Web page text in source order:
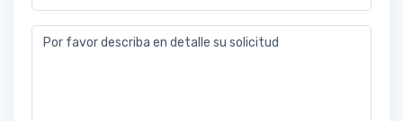
Por favor describa en detalle su solicitud